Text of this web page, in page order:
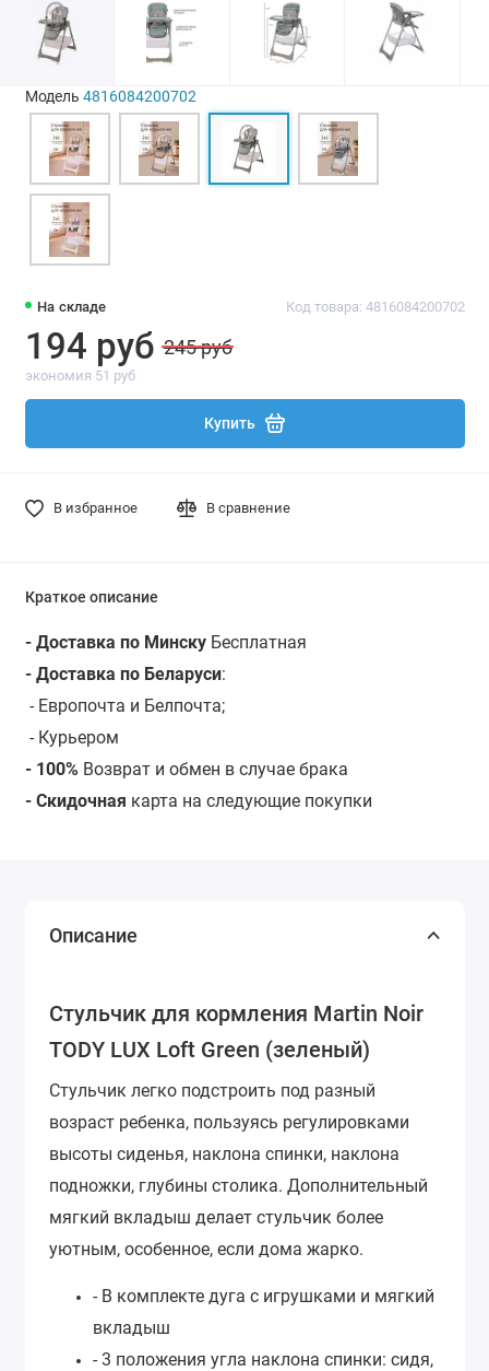
На складе Код товара: 4816084200702
194 руб 245 руб
экономия 51 руб
Купить
В избранное В сравнение
Модель 4816084200702
Краткое описание
- Доставка по МинскуБесплатная
- Доставка по Беларуси:
- Европочта и Белпочта;
- Курьером
- 100% Возврат и обмен в случае брака
- Скидочная карта на следующие покупки
Описание
Стульчик для кормления Martin Noir
TODY LUX Loft Green (зеленый)
Стульчик легко подстроить под разный
возраст ребенка, пользуясь регулировками
высоты сиденья, наклона спинки, наклона
подножки, глубины столика. Дополнительный
мягкий вкладыш делает стульчик более
уютным, особенное, если дома жарко.
- В комплекте дуга с игрушками и мягкий
вкладыш
- 3 положения угла наклона спинки: сидя,